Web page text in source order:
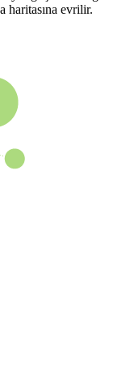
haritasına evrilir.